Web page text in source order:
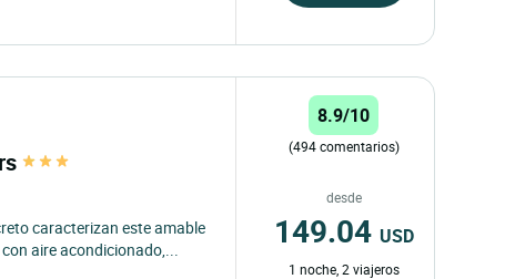
caracterizan este amable
aire acondicionado,...
8.9/10
(494 comentarios)
desde
149.04 USD
1 noche, 2 viajeros